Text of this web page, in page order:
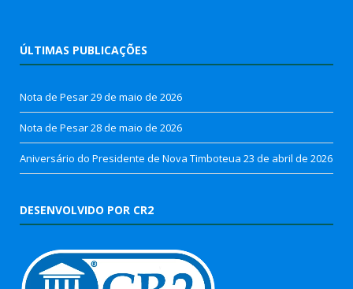
ÚLTIMAS PUBLICAÇÕES
Nota de Pesar29 de maio de 2026
Nota de Pesar28 de maio de 2026
Aniversário do Presidente de Nova Timboteua 23 de abril de 2026
DESENVOLVIDO POR CR2